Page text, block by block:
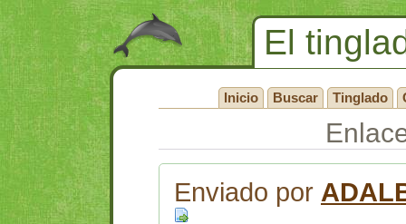
El
Inicio Buscar Tinglado
Enviado por